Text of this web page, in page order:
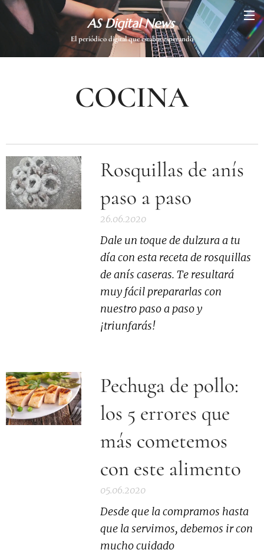
AS Digital News
El periódico digital que estabas esperando
COCINA
Rosquillas de anís
paso a paso
26.06.2020
Dale un toque de dulzura a tu
día con esta receta de rosquillas
de anís caseras. Te resultará
muy fácil prepararlas con
nuestro paso a paso y
¡triunfarás!
Pechuga de pollo:
los 5 errores que
más cometemos
con este alimento
05.06.2020
Desde que la compramos hasta
que la servimos, debemos ir con
mucho cuidado